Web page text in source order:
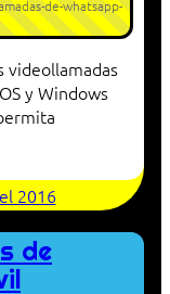
de-whatsapp-
videollamadas
y Windows
2016
de